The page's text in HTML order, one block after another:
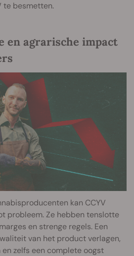
te besmetten.
en agrarische impact
kan CCYV
probleem. Ze hebben tenslotte
en strenge regels. Een
van het product verlagen,
zelfs een complete oogst